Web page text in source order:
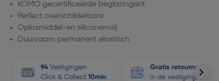
KOMO gecertificeerde beglazingskit
Perfect overschilderbaar
Oplosmiddel-en siliconenvrij
Duurzaam permanent elastisch
94 Vestigingen
Click & Collect 10min
Gratis retourneren
in de vestigingen